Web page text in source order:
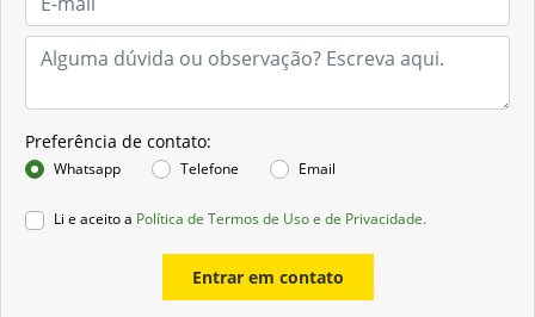
Preferência de contato:
Whatsapp Telefone Email
Li e aceito a Política de Termos de Uso e de Privacidade.
Entrar em contato